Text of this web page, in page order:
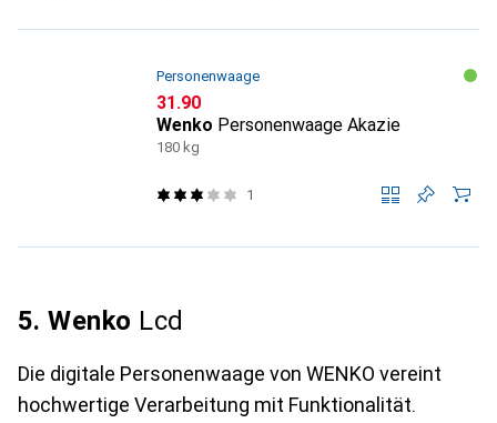
Personenwaage
CHF
31.90
Wenko Personenwaage Akazie
180 kg
1
5. Wenko Lcd
Die digitale Personenwaage von WENKO vereint
hochwertige Verarbeitung mit Funktionalität.